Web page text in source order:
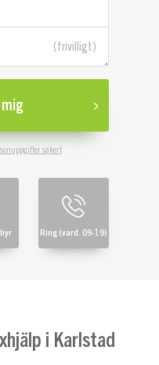
säkert
Ring (vard. 09-19)
i Karlstad